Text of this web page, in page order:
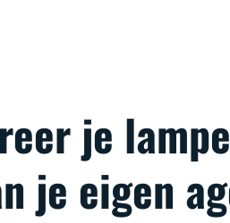
je
je eigen